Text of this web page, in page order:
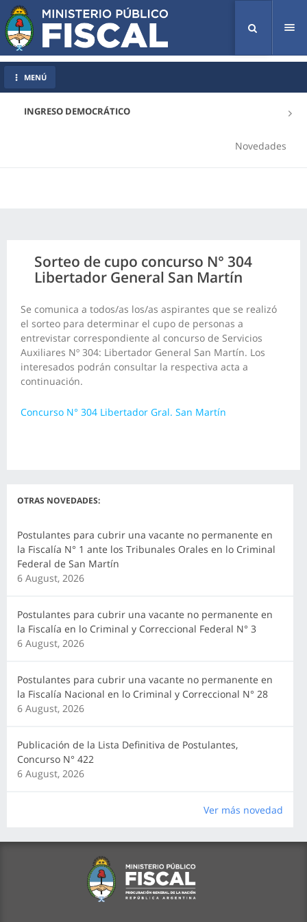
INGRESO DEMOCRÁTICO
Novedades
MENÚ
Sorteo de cupo concurso N° 304
Libertador General San Martín
Se comunica a todos/as los/as aspirantes que se realizó
el sorteo para determinar el cupo de personas a
entrevistar correspondiente al concurso de Servicios
Auxiliares Nº 304: Libertador General San Martín. Los
interesados podrán consultar la respectiva acta a
continuación.
Concurso N° 304 Libertador Gral. San Martín
OTRAS NOVEDADES:
Postulantes para cubrir una vacante no permanente en
la Fiscalía N° 1 ante los Tribunales Orales en lo Criminal
Federal de San Martín
6 August, 2026
Postulantes para cubrir una vacante no permanente en
la Fiscalía en lo Criminal y Correccional Federal N° 3
6 August, 2026
Postulantes para cubrir una vacante no permanente en
la Fiscalía Nacional en lo Criminal y Correccional N° 28
6 August, 2026
Publicación de la Lista Definitiva de Postulantes,
Concurso N° 422
6 August, 2026
Ver más novedad